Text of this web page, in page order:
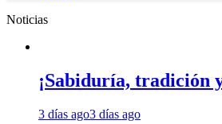
Noticias
¡Sabiduría, tradición
3 días ago3 días ago